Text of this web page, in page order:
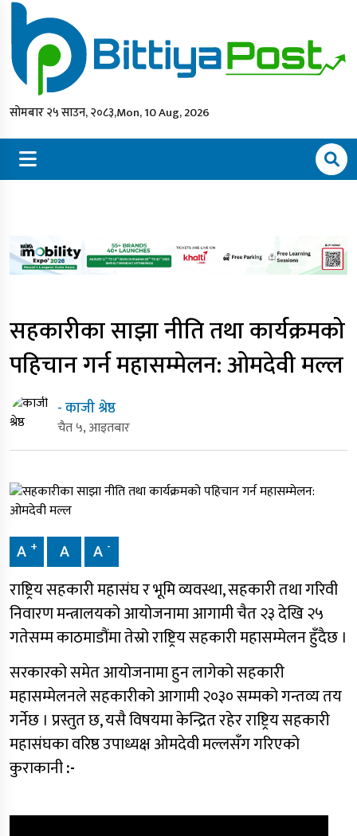
सोमबार २५ साउन, २०८३,Mon, 10 Aug, 2026
सहकारीका साझा नीति तथा कार्यक्रमको
पहिचान गर्न महासम्मेलन: ओमदेवी मल्ल
- काजी श्रेष्ठ
चैत ५, आइतबार
A + A A -
राष्ट्रिय सहकारी महासंघ र भूमि व्यवस्था, सहकारी तथा गरिवी
निवारण मन्त्रालयको आयोजनामा आगामी चैत २३ देखि २५
गतेसम्म काठमाडौंमा तेस्रो राष्ट्रिय सहकारी महासम्मेलन हुँदैछ ।
सरकारको समेत आयोजनामा हुन लागेको सहकारी
महासम्मेलनले सहकारीको आगामी २०३० सम्मको गन्तव्य तय
गर्नेछ । प्रस्तुत छ, यसै विषयमा केन्द्रित रहेर राष्ट्रिय सहकारी
महासंघका वरिष्ठ उपाध्यक्ष ओमदेवी मल्लसँग गरिएको
कुराकानी:-